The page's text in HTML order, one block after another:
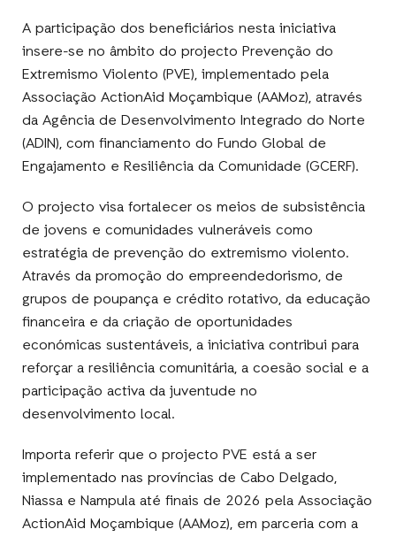
A participação dos beneficiários nesta iniciativa
insere-se no âmbito do projecto Prevenção do
Extremismo Violento (PVE), implementado pela
Associação ActionAid Moçambique (AAMoz), através
da Agência de Desenvolvimento Integrado do Norte
(ADIN), com financiamento do Fundo Global de
Engajamento e Resiliência da Comunidade (GCERF).
O projecto visa fortalecer os meios de subsistência
de jovens e comunidades vulneráveis como
estratégia de prevenção do extremismo violento.
Através da promoção do empreendedorismo, de
grupos de poupança e crédito rotativo, da educação
financeira e da criação de oportunidades
económicas sustentáveis, a iniciativa contribui para
reforçar a resiliência comunitária, a coesão social e a
participação activa da juventude no
desenvolvimento local.
Importa referir que o projecto PVE está a ser
implementado nas províncias de Cabo Delgado,
Niassa e Nampula até finais de 2026 pela Associação
ActionAid Moçambique (AAMoz), em parceria com a